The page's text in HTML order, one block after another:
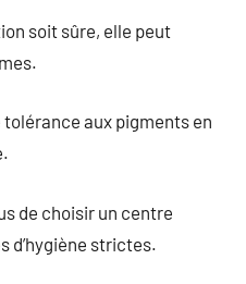
soit sûre, elle peut
aux pigments en
de choisir un centre
d’hygiène strictes.